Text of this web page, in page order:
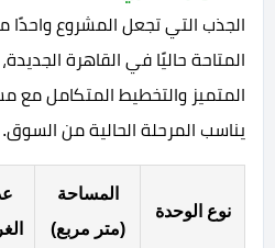
الجذب التي تجعل المشروع واحدًا
المتاحة حاليًا في القاهرة
المتميز والتخطيط المتكامل
يناسب المرحلة الحالية من السوق.
نوع الوحدة
المساحة
(متر مربع)